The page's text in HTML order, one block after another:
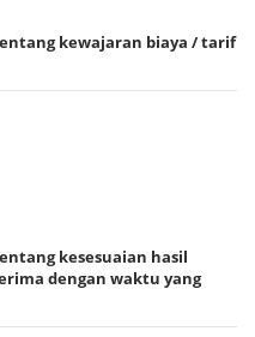
kewajaran biaya / tarif
kesesuaian hasil
dengan waktu yang